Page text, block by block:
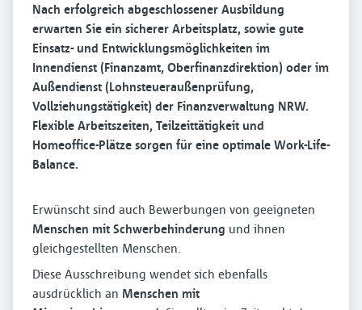
Nach erfolgreich abgeschlossener Ausbildung
erwarten Sie ein sicherer Arbeitsplatz, sowie gute
Einsatz- und Entwicklungsmöglichkeiten im
Innendienst (Finanzamt, Oberfinanzdirektion) oder im
Außendienst (Lohnsteueraußenprüfung,
Vollziehungstätigkeit) der Finanzverwaltung NRW.
Flexible Arbeitszeiten, Teilzeittätigkeit und
Homeoffice-Plätze sorgen für eine optimale Work-Life-
Balance.
Erwünscht sind auch Bewerbungen von geeigneten
Menschen mit Schwerbehinderung und ihnen
gleichgestellten Menschen.
Diese Ausschreibung wendet sich ebenfalls
ausdrücklich an Menschen mit